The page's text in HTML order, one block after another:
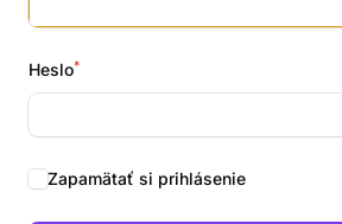
Heslo*
Zapamätať si prihlásenie